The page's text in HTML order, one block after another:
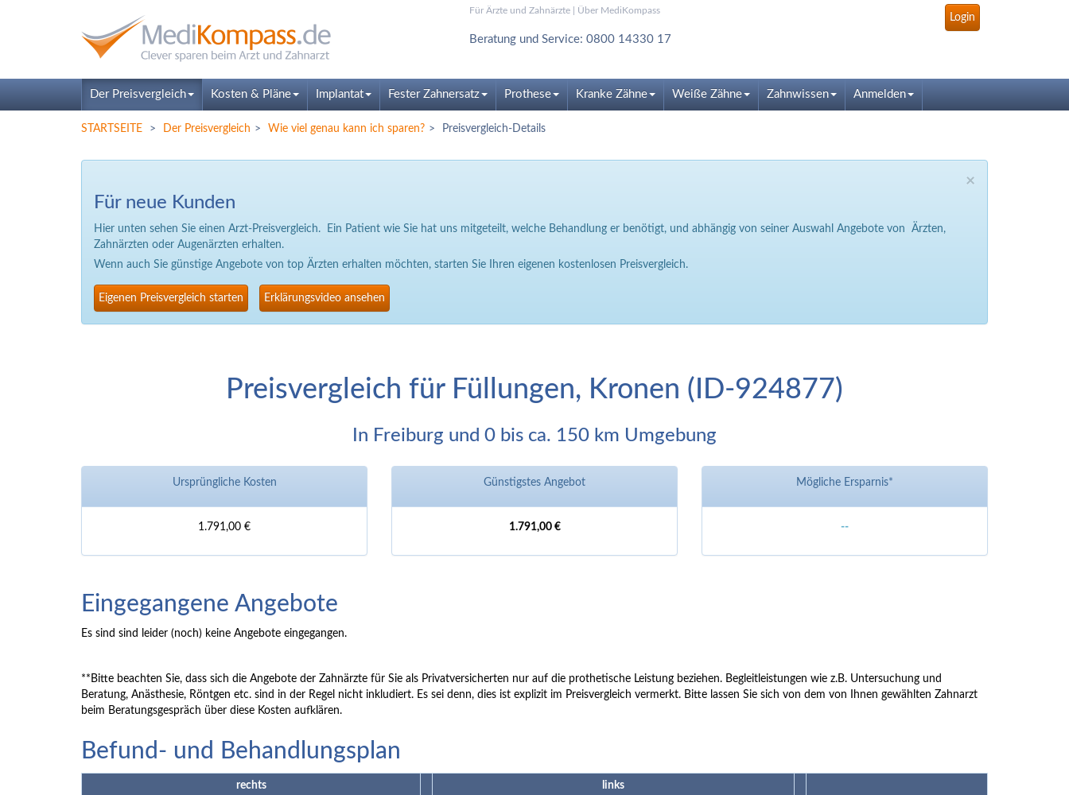
Für Ärzte und Zahnärzte| Über MediKompass
Login
Beratung und Service: 0800 14330 17
Der Preisvergleich Kosten & Pläne Implantat Fester Zahnersatz Prothese Kranke Zähne Weiße Zähne Zahnwissen Anmelden
STARTSEITE Der Preisvergleich Wie viel genau kann ich sparen? Preisvergleich-Details
×
Für neue Kunden
Hier unten sehen Sie einen Arzt-Preisvergleich. Ein Patient wie Sie hat uns mitgeteilt, welche Behandlung er benötigt, und abhängig von seiner Auswahl Angebote von Ärzten,
Zahnärzten oder Augenärzten erhalten.
Wenn auch Sie günstige Angebote von top Ärzten erhalten möchten, starten Sie Ihren eigenen kostenlosen Preisvergleich.
Eigenen Preisvergleich starten Erklärungsvideo ansehen
Preisvergleich für Füllungen, Kronen (ID-924877)
In Freiburg und 0 bis ca. 150 km Umgebung
Ursprüngliche Kosten
1.791,00 €
Günstigstes Angebot
1.791,00 €
Mögliche Ersparnis*
--
Eingegangene Angebote
Es sind sind leider (noch) keine Angebote eingegangen.
**Bitte beachten Sie, dass sich die Angebote der Zahnärzte für Sie als Privatversicherten nur auf die prothetische Leistung beziehen. Begleitleistungen wie z.B. Untersuchung und
Beratung, Anästhesie, Röntgen etc. sind in der Regel nicht inkludiert. Es sei denn, dies ist explizit im Preisvergleich vermerkt. Bitte lassen Sie sich von dem von Ihnen gewählten Zahnarzt
beim Beratungsgespräch über diese Kosten aufklären.
Befund- und Behandlungsplan
rechts links